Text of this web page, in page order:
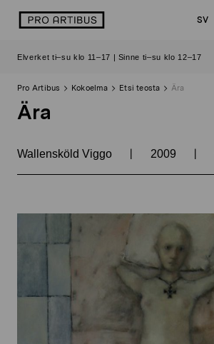
sisältöön
logo SV
Elverket ti–su klo 11–17 | Sinne ti–su klo 12–17
Pro Artibus Kokoelma Etsi teosta Ära
Ära
Wallensköld Viggo | 2009 |